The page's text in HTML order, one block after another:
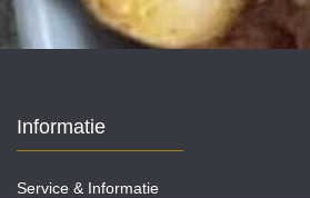
Informatie
Service & Informatie